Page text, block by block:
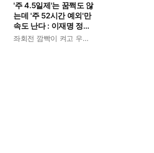
'주 4.5일제'는 꿈쩍도 않
는데 '주 52시간 예외'만
속도 난다 : 이재명 정부
노동 공약 '역주행'
좌회전 깜빡이 켜고 우회전